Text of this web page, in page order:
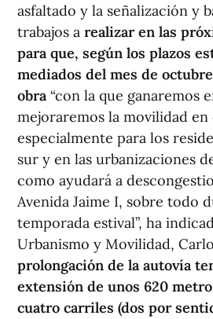
asfaltado y la señalización y
trabajos a realizar en las
para que, según los plazos
mediados del mes de
obra “con la que ganaremos
mejoraremos la movilidad
especialmente para los
sur y en las urbanizaciones
como ayudará a
Avenida Jaime I, sobre todo
temporada estival”, ha
Urbanismo y Movilidad,
prolongación de la autovía
extensión de unos 620
cuatro carriles (dos por